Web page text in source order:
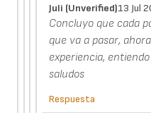
Juli (unverified)13 Jul
Concluyo que cada
que va a pasar,
experiencia,
saludos
Respuesta